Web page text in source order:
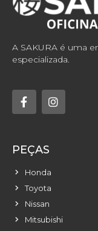
A SAKURA é uma
especializada.
PEÇAS
Honda
Toyota
Nissan
Mitsubishi